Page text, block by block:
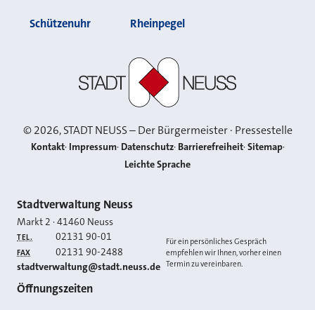
Schützenuhr Rheinpegel
©2026, STADT NEUSS – Der Bürgermeister · Pressestelle
Kontakt Impressum Datenschutz Barrierefreiheit Sitemap
Leichte Sprache
Kontakt
Stadtverwaltung Neuss
Markt 2 ·41460 Neuss
TEL. 02131 90-01
FAX 02131 90-2488
E-MAIL
stadtverwaltung@stadt.neuss.de
Für ein persönliches Gespräch
empfehlen wir Ihnen, vorher einen
Termin zu vereinbaren.
Öffnungszeiten